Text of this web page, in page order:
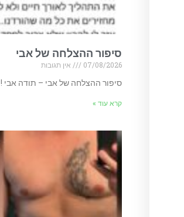
סיפור ההצלחה של אבי
07/08/2026
אין תגובות
סיפור ההצלחה של אבי – תודה אבי !
קרא עוד »